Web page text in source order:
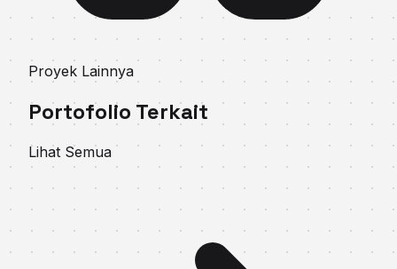
Proyek Lainnya
Portofolio Terkait
Lihat Semua